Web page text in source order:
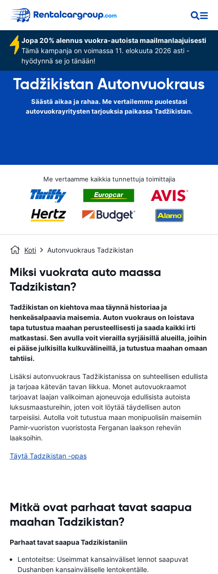
Jopa 20% alennus vuokra-autoista maailmanlaajuisesti
Tämä kampanja on voimassa 11. elokuuta 2026 asti -
hyödynnä se jo tänään!
Tadžikistan Autonvuokraus
Säästä aikaa ja rahaa. Me vertailemme puolestasi
autovuokrayritysten tarjouksia paikassa Tadžikistan.
Me vertaamme kaikkia tunnettuja toimittajia
Koti Autonvuokraus Tadzikistan
Miksi vuokrata auto maassa
Tadzikistan?
Tadžikistan on kiehtova maa täynnä historiaa ja
henkeäsalpaavia maisemia. Auton vuokraus on loistava
tapa tutustua maahan perusteellisesti ja saada kaikki irti
matkastasi. Sen avulla voit vierailla syrjäisillä alueilla, joihin
ei pääse julkisilla kulkuvälineillä, ja tutustua maahan omaan
tahtiisi.
Lisäksi autonvuokraus Tadžikistanissa on suhteellisen edullista
ja tarjoaa kätevän tavan liikkua. Monet autovuokraamot
tarjoavat laajan valikoiman ajoneuvoja edullisista autoista
luksusmaastureihin, joten voit löytää täydellisen auton
tarpeisiisi. Autolla voit tutustua maan monipuolisiin maisemiin
Pamir-vuoriston vuoristosta Ferganan laakson reheviin
laaksoihin.
Täytä Tadzikistan -opas
Mitkä ovat parhaat tavat saapua
maahan Tadzikistan?
Parhaat tavat saapua Tadzikistaniin
Lentoteitse: Useimmat kansainväliset lennot saapuvat
Dushanben kansainväliselle lentokentälle.